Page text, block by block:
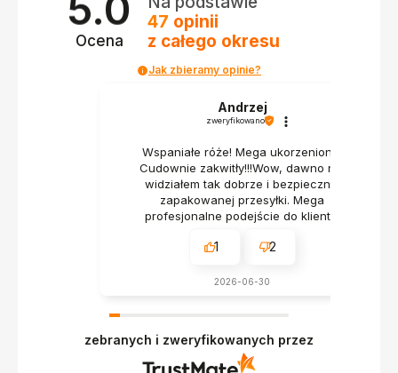
Ocena
47 opinii
z całego okresu
Jak zbieramy opinie?
Andrzej
zweryfikowano
Wspaniałe róże! Mega ukorzenione!
Cudownie zakwitły!!!Wow, dawno nie
widziałem tak dobrze i bezpiecznie
zapakowanej przesyłki. Mega
profesjonalne podejście do klienta.
1 2
2026-06-30
zebranych i zweryfikowanych przez